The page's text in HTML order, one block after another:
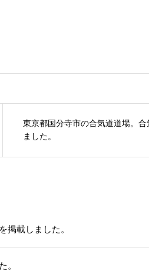
東京都国分寺市の合気道道場。合
ました。
掲載しました。
。